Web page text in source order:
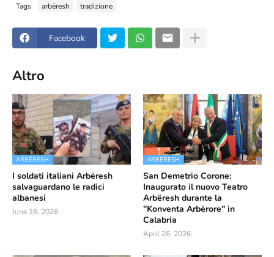
Tags arbëresh tradizione
Facebook
Altro
ARBËRESH
I soldati italiani Arbëresh
salvaguardano le radici
albanesi
June 18, 2026
ARBËRESH
San Demetrio Corone:
Inaugurato il nuovo Teatro
Arbëresh durante la
"Konventa Arbërore" in
Calabria
April 26, 2026